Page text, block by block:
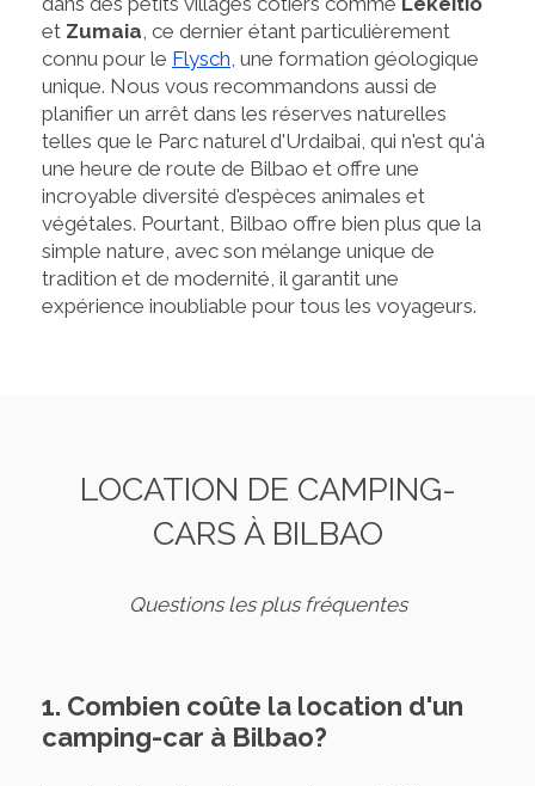
et Zumaia, ce dernier étant particulièrement
connu pour le Flysch, une formation géologique
unique. Nous vous recommandons aussi de
planifier un arrêt dans les réserves naturelles
telles que le Parc naturel d'Urdaibai, qui n'est qu'à
une heure de route de Bilbao et offre une
incroyable diversité d'espèces animales et
végétales. Pourtant, Bilbao offre bien plus que la
simple nature, avec son mélange unique de
tradition et de modernité, il garantit une
expérience inoubliable pour tous les voyageurs.
LOCATION DE CAMPING-
CARS À BILBAO
Questions les plus fréquentes
1. Combien coûte la location d'un
camping-car à Bilbao?